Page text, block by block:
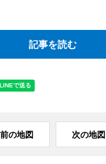
記事を読む
前の地図 次の地図